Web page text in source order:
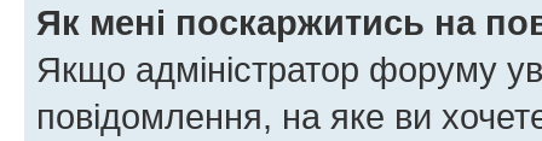
Як мені поскаржитись на
Якщо адміністратор форуму
повідомлення, на яке ви